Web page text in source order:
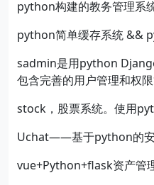
python构建的教务管理系
python简单缓存系统 &&
sadmin是用python
包含完善的用户管理和权
stock，股票系统。使用
Uchat——基于python的安
vue+Python+flask资产管